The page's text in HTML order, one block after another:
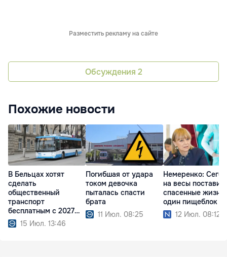
Разместить рекламу на сайте
Обсуждения 2
Похожие новости
В Бельцах хотят
сделать
общественный
транспорт
бесплатным с 2027
года15 Июл. 13:46
Погибшая от удара
током девочка
пыталась спасти
брата
11 Июл. 08:25
Немеренко:
на весы
спасенные жизни
один пищеблок
12 Июл. 08:12